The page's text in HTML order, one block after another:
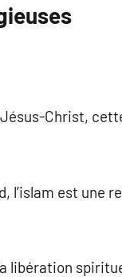
Christ,
l’islam est une
libération